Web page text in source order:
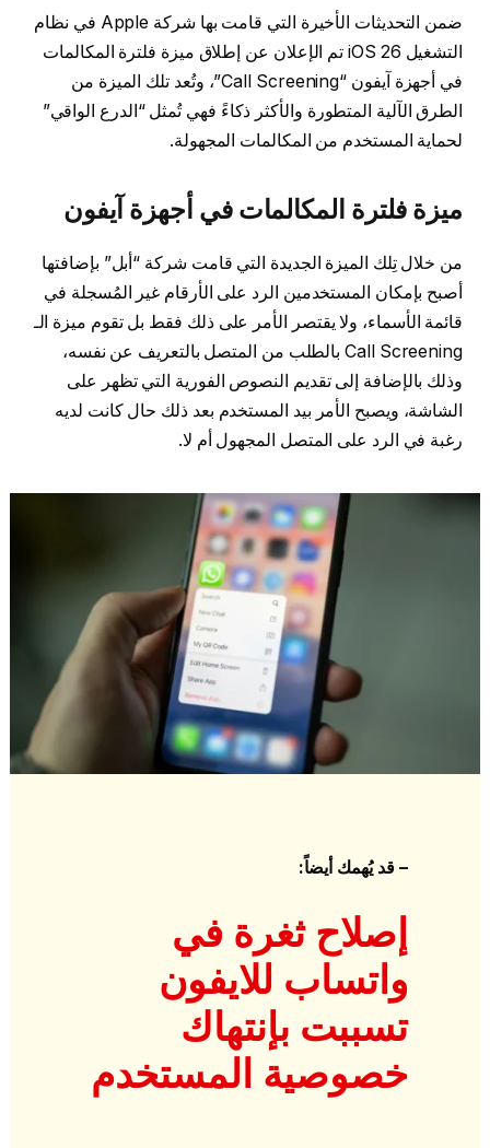
ضمن التحديثات الأخيرة التي قامت بها شركة Apple في نظام
التشغيل iOS 26 تم الإعلان عن إطلاق ميزة فلترة المكالمات
في أجهزة آيفون “Call Screening”، وتُعد تلك الميزة من
الطرق الآلية المتطورة والأكثر ذكاءً فهي تُمثل “الدرع الواقي”
لحماية المستخدم من المكالمات المجهولة.
ميزة فلترة المكالمات في أجهزة آيفون
من خلال تِلك الميزة الجديدة التي قامت شركة “أبل” بإضافتها
أصبح بإمكان المستخدمين الرد على الأرقام غير المُسجلة في
قائمة الأسماء، ولا يقتصر الأمر على ذلك فقط بل تقوم ميزة الـ
Call Screening بالطلب من المتصل بالتعريف عن نفسه،
وذلك بالإضافة إلى تقديم النصوص الفورية التي تظهر على
الشاشة، ويصبح الأمر بيد المستخدم بعد ذلك حال كانت لديه
رغبة في الرد على المتصل المجهول أم لا.
– قد يُهمك أيضاً:
إصلاح ثغرة في
واتساب للايفون
تسببت بإنتهاك
خصوصية المستخدم